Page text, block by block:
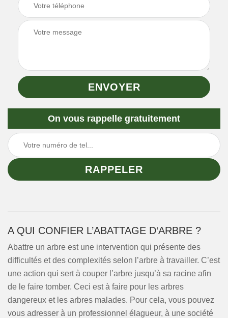
On vous rappelle gratuitement
A QUI CONFIER L’ABATTAGE D‘ARBRE ?
Abattre un arbre est une intervention qui présente des
difficultés et des complexités selon l’arbre à travailler. C’est
une action qui sert à couper l’arbre jusqu’à sa racine afin
de le faire tomber. Ceci est à faire pour les arbres
dangereux et les arbres malades. Pour cela, vous pouvez
vous adresser à un professionnel élagueur, à une société